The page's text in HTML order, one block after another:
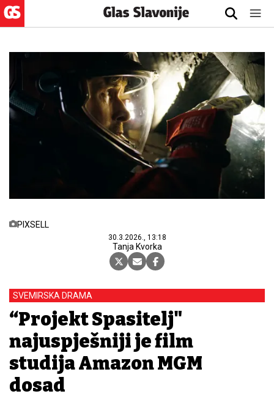
PIXSELL
30.3.2026., 13:18
Tanja Kvorka
SVEMIRSKA DRAMA
“Projekt Spasitelj"
najuspješniji je film
studija Amazon MGM
dosad